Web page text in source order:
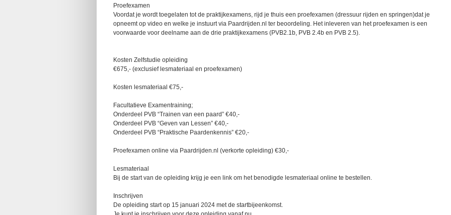
Proefexamen
Voordat je wordt toegelaten tot de praktijkexamens, rijd je thuis een proefexamen (dressuur rijden en springen)dat je
opneemt op video en welke je instuurt via Paardrijden.nl ter beoordeling. Het inleveren van het proefexamen is een
voorwaarde voor deelname aan de drie praktijkexamens (PVB2.1b, PVB 2.4b en PVB 2.5).
Kosten Zelfstudie opleiding
€675,- (exclusief lesmateriaal en proefexamen)
Kosten lesmateriaal €75,-
Facultatieve Examentraining;
Onderdeel PVB “Trainen van een paard” €40,-
Onderdeel PVB “Geven van Lessen” €40,-
Onderdeel PVB “Praktische Paardenkennis” €20,-
Proefexamen online via Paardrijden.nl (verkorte opleiding) €30,-
Lesmateriaal
Bij de start van de opleiding krijg je een link om het benodigde lesmateriaal online te bestellen.
Inschrijven
De opleiding start op 15 januari 2024 met de startbijeenkomst.